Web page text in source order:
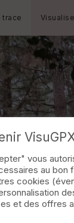
trace
vous
au bon
cookies
et des offres